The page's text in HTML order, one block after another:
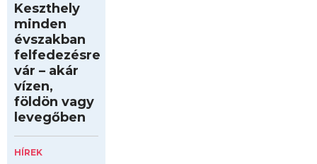
Keszthely
minden
évszakban
felfedezésre
vár – akár
vízen,
földön vagy
levegőben
HÍREK